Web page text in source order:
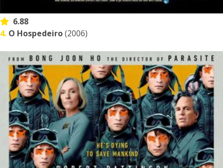
6.88
4. O Hospedeiro(2006)